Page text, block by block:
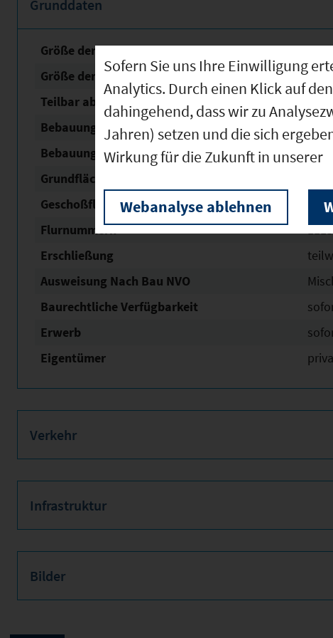
Grunddaten
Größe der unbebauten Fläche
Größe der Fläche mit Baurecht
Teilbar ab
Bebauungsplan Nr. / Name
An
Bebauungsplan Status
Grundflächen­zahl (GRZ)
Geschoßflächen­zahl (GFZ)
Flurnummern
Erschließung
Ausweisung Nach Bau NVO
Baurechtliche Verfügbarkeit
Erwerb
Eigentümer
Verkehr
Infrastruktur
Bilder
Sofern Sie uns Ihre Einwilligung
Analytics. Durch einen Klick auf
dahingehend, dass wir zu
Jahren) setzen und die sich
Wirkung für die Zukunft in unserer
Webanalyse ablehnen